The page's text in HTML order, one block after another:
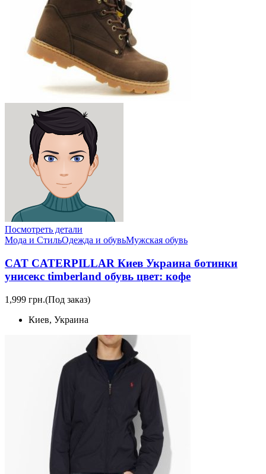
Посмотреть детали
Мода и СтильОдежда и обувьМужская обувь
CAT CATERPILLAR Киев Украина ботинки
унисекс timberland обувь цвет: кофе
1,999 грн.(Под заказ)
Киев, Украина